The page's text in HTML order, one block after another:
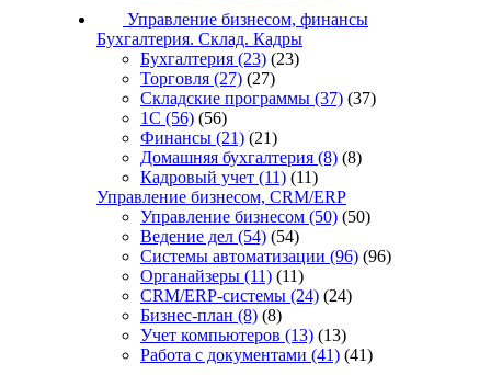
Управление бизнесом, финансы
Бухгалтерия. Склад. Кадры
Бухгалтерия (23) (23)
Торговля (27) (27)
Складские программы (37) (37)
1С (56) (56)
Финансы (21) (21)
Домашняя бухгалтерия (8) (8)
Кадровый учет (11) (11)
Управление бизнесом, CRM/ERP
Управление бизнесом (50) (50)
Ведение дел (54) (54)
Системы автоматизации (96) (96)
Органайзеры (11) (11)
CRM/ERP-системы (24) (24)
Бизнес-план (8) (8)
Учет компьютеров (13) (13)
Работа с документами (41) (41)